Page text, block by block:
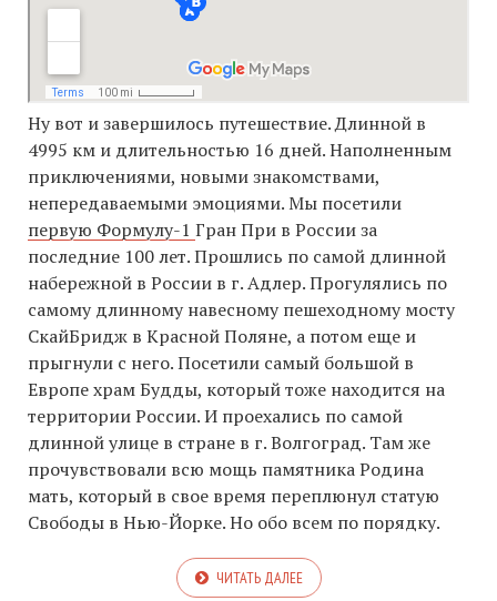
Ну вот и завершилось путешествие. Длинной в
4995 км и длительностью 16 дней. Наполненным
приключениями, новыми знакомствами,
непередаваемыми эмоциями. Мы посетили
первую Формулу-1 Гран При в России за
последние 100 лет. Прошлись по самой длинной
набережной в России в г. Адлер. Прогулялись по
самому длинному навесному пешеходному мосту
СкайБридж в Красной Поляне, а потом еще и
прыгнули с него. Посетили самый большой в
Европе храм Будды, который тоже находится на
территории России. И проехались по самой
длинной улице в стране в г. Волгоград. Там же
прочувствовали всю мощь памятника Родина
мать, который в свое время переплюнул статую
Свободы в Нью-Йорке. Но обо всем по порядку.
ЧИТАТЬ ДАЛЕЕ